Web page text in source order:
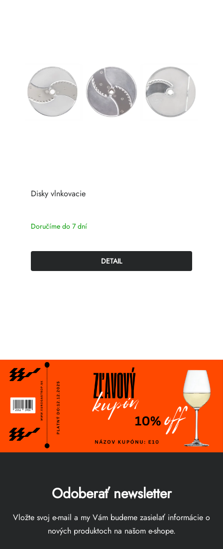
Disky vlnkovacie
Doručíme do 7 dní
DETAIL
Odoberať newsletter
Vložte svoj e-mail a my Vám budeme zasielať informácie o
nových produktoch na našom e-shope.